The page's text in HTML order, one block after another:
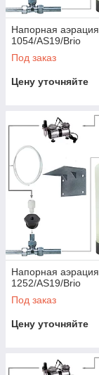
Напорная аэрация
1054/AS19/Brio
Под заказ
Цену уточняйте
Напорная аэрация
1252/AS19/Brio
Под заказ
Цену уточняйте